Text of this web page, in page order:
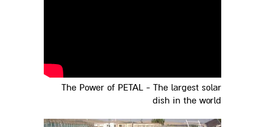
The Power of PETAL - The largest solar
dish in the world